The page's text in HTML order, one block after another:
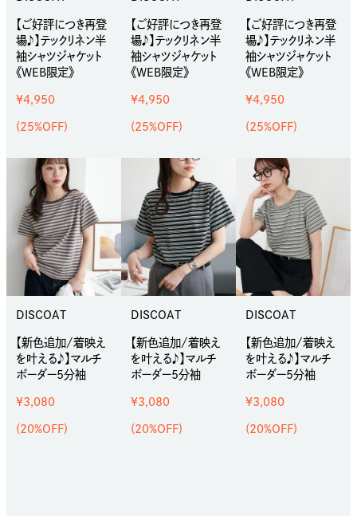
【ご好評につき再登
場♪】テックリネン半
袖シャツジャケット
《WEB限定》
¥4,950
(25%OFF)
【ご好評につき再登
場♪】テックリネン半
袖シャツジャケット
《WEB限定》
¥4,950
(25%OFF)
【ご好評につき再登
場♪】テックリネン半
袖シャツジャケット
《WEB限定》
¥4,950
(25%OFF)
DISCOAT
【新色追加/着映え
を叶える♪】マルチ
ボーダー5分袖
¥3,080
(20%OFF)
DISCOAT
【新色追加/着映え
を叶える♪】マルチ
ボーダー5分袖
¥3,080
(20%OFF)
DISCOAT
【新色追加/着映え
を叶える♪】マルチ
ボーダー5分袖
¥3,080
(20%OFF)